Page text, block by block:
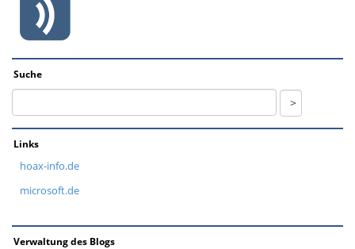
Suche
Links
hoax-info.de
microsoft.de
Verwaltung des Blogs